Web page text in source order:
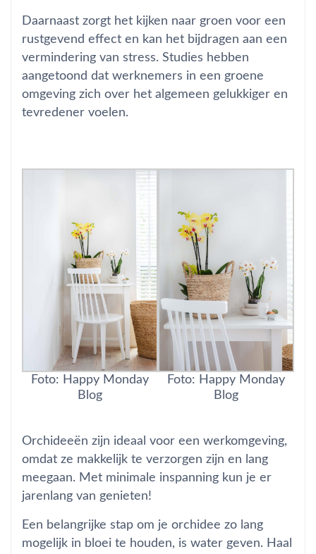
Daarnaast zorgt het kijken naar groen voor een
rustgevend effect en kan het bijdragen aan een
vermindering van stress. Studies hebben
aangetoond dat werknemers in een groene
omgeving zich over het algemeen gelukkiger en
tevredener voelen.
Foto: Happy Monday
Blog
Foto: Happy Monday
Blog
Orchideeën zijn ideaal voor een werkomgeving,
omdat ze makkelijk te verzorgen zijn en lang
meegaan. Met minimale inspanning kun je er
jarenlang van genieten!
Een belangrijke stap om je orchidee zo lang
mogelijk in bloei te houden, is water geven. Haal